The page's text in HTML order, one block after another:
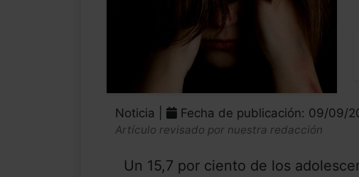
Noticia | Fecha de publicación: 09/09/
Artículo revisado por nuestra redacción
Un 15,7 por ciento de los